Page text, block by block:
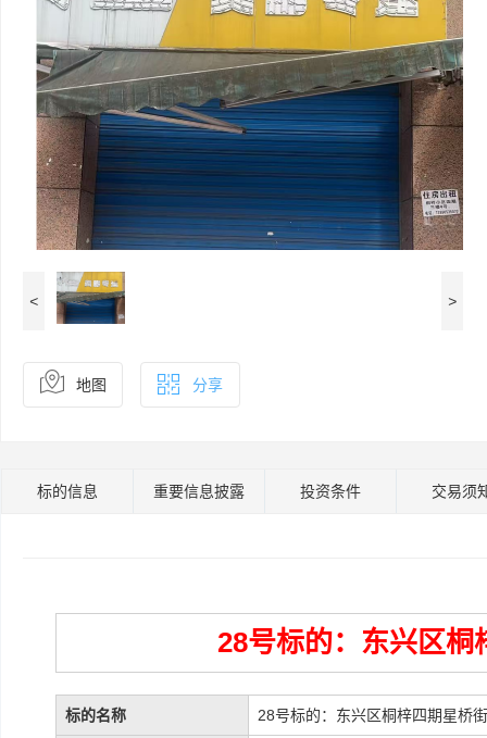
< >
地图 分享
标的信息 重要信息披露 投资条件 交易须
28号标的：东兴区桐
标的名称 28号标的：东兴区桐梓四期星桥